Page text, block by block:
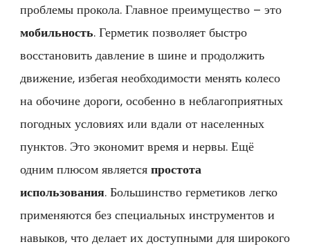
проблемы прокола. Главное преимущество – это
мобильность. Герметик позволяет быстро
восстановить давление в шине и продолжить
движение, избегая необходимости менять колесо
на обочине дороги, особенно в неблагоприятных
погодных условиях или вдали от населенных
пунктов. Это экономит время и нервы. Ещё
одним плюсом является простота
использования. Большинство герметиков легко
применяются без специальных инструментов и
навыков, что делает их доступными для широкого